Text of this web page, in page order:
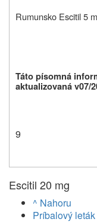
Rumunsko Escitil 5
Táto písomná
aktualizovaná v07/
9
Escitil 20 mg
^ Nahoru
Príbalový leták